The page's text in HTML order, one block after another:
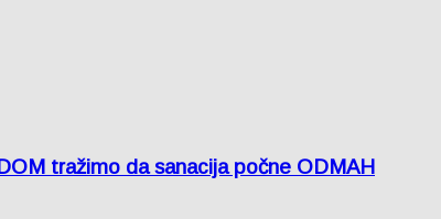
tražimo da sanacija počne ODMAH